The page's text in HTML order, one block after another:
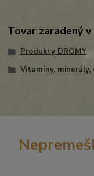
Tovar zaradený
Produkty DROMY
Vitamíny,